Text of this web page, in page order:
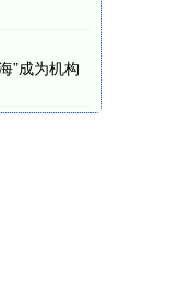
”成为机构